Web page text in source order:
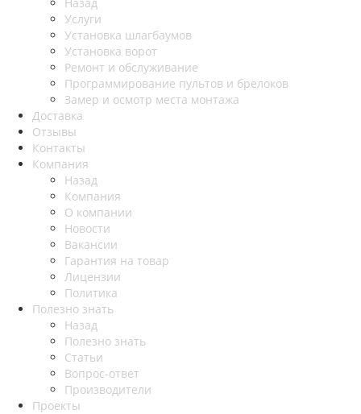
Услуги
Установка шлагбаумов
Установка ворот
Ремонт и обслуживание
Программирование пультов и брелоков
Замер и осмотр места монтажа
Доставка
Отзывы
Контакты
Компания
Назад
Компания
О компании
Новости
Вакансии
Гарантия на товар
Лицензии
Политика
Полезно знать
Назад
Полезно знать
Статьи
Вопрос-ответ
Производители
Проекты